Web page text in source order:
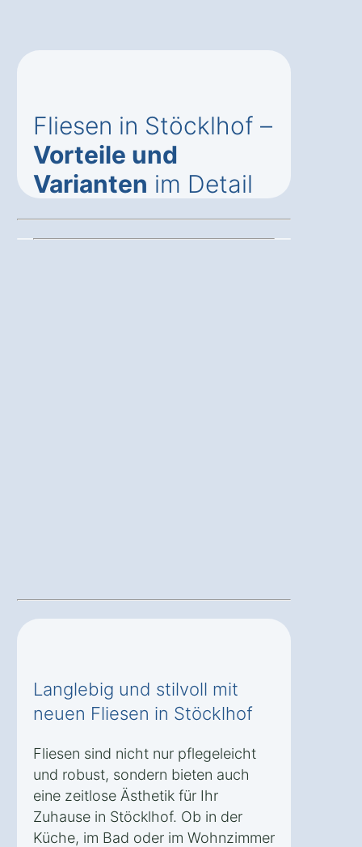
Fliesen in Stöcklhof –
Vorteile und
Varianten im Detail
Langlebig und stilvoll mit
neuen Fliesen in Stöcklhof
Fliesen sind nicht nur pflegeleicht
und robust, sondern bieten auch
eine zeitlose Ästhetik für Ihr
Zuhause in Stöcklhof. Ob in der
Küche, im Bad oder im Wohnzimmer